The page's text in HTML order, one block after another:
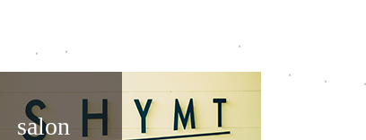
salon